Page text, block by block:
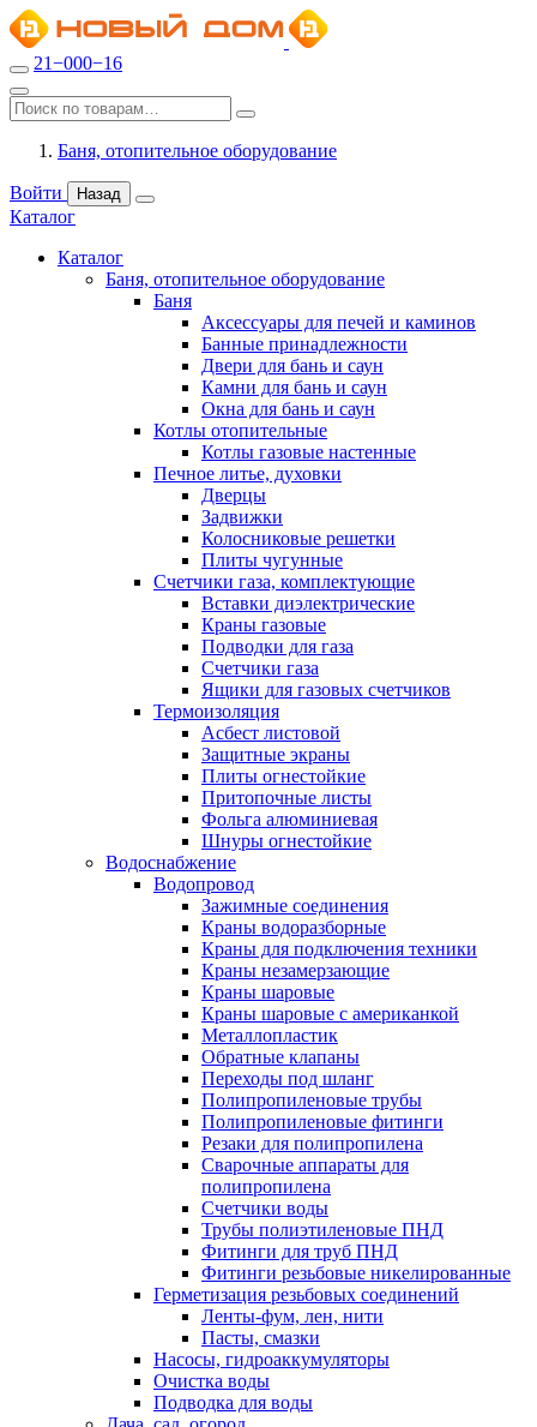
21−000−16
Баня, отопительное оборудование
Войти Назад
Каталог
Каталог
Баня, отопительное оборудование
Баня
Аксессуары для печей и каминов
Банные принадлежности
Двери для бань и саун
Камни для бань и саун
Окна для бань и саун
Котлы отопительные
Котлы газовые настенные
Печное литье, духовки
Дверцы
Задвижки
Колосниковые решетки
Плиты чугунные
Счетчики газа, комплектующие
Вставки диэлектрические
Краны газовые
Подводки для газа
Счетчики газа
Ящики для газовых счетчиков
Термоизоляция
Асбест листовой
Защитные экраны
Плиты огнестойкие
Притопочные листы
Фольга алюминиевая
Шнуры огнестойкие
Водоснабжение
Водопровод
Зажимные соединения
Краны водоразборные
Краны для подключения техники
Краны незамерзающие
Краны шаровые
Краны шаровые с американкой
Металлопластик
Обратные клапаны
Переходы под шланг
Полипропиленовые трубы
Полипропиленовые фитинги
Резаки для полипропилена
Сварочные аппараты для
полипропилена
Счетчики воды
Трубы полиэтиленовые ПНД
Фитинги для труб ПНД
Фитинги резьбовые никелированные
Герметизация резьбовых соединений
Ленты-фум, лен, нити
Пасты, смазки
Насосы, гидроаккумуляторы
Очистка воды
Подводка для воды